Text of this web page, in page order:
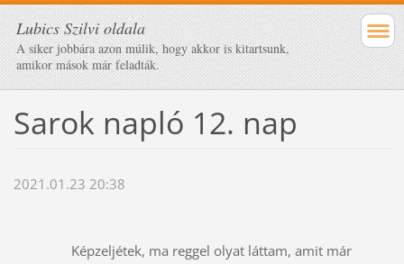
Lubics Szilvi oldala
A siker jobbára azon múlik, hogy akkor is kitartsunk,
amikor mások már feladták.
Sarok napló 12. nap
2021.01.23 20:38
Képzeljétek, ma reggel olyat láttam, amit már